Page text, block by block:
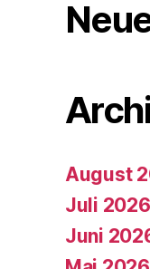
August
Juli 2026
Juni